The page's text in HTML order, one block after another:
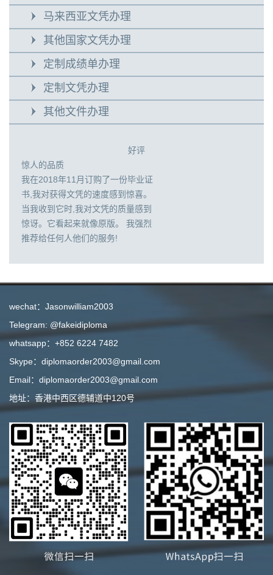
马来西亚文凭办理
其他国家文凭办理
定制成绩单办理
定制文凭办理
其他文件办理
好评
惊人的品质
我在2018年11月订购了一份毕业证
书,我对获得文凭的速度感到惊喜。
当我收到它时,我对文凭的质量感到
惊讶。它看起来就像原版。 我强烈
推荐给任何人他们的服务!
wechat：Jasonwilliam2003
Telegram: @fakeidiploma
whatsapp：+852 6224 7482
Skype：diplomaorder2003@gmail.com
Email：diplomaorder2003@gmail.com
地址：香港中西区德辅道中120号